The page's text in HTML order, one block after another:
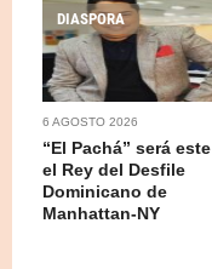
DIASPORA
6 AGOSTO 2026
“El Pachá” será
el Rey del Desfile
Dominicano de
Manhattan-NY